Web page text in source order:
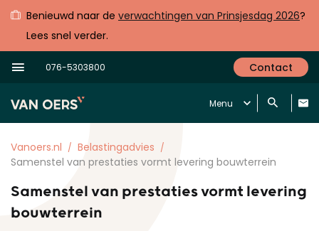
Benieuwd naar de verwachtingen van Prinsjesdag 2026?
Lees snel verder.
076-5303800 Contact
Menu
Vanoers.nl
Belastingadvies
Samenstel van prestaties vormt levering bouwterrein
Samenstel van prestaties vormt levering
bouwterrein